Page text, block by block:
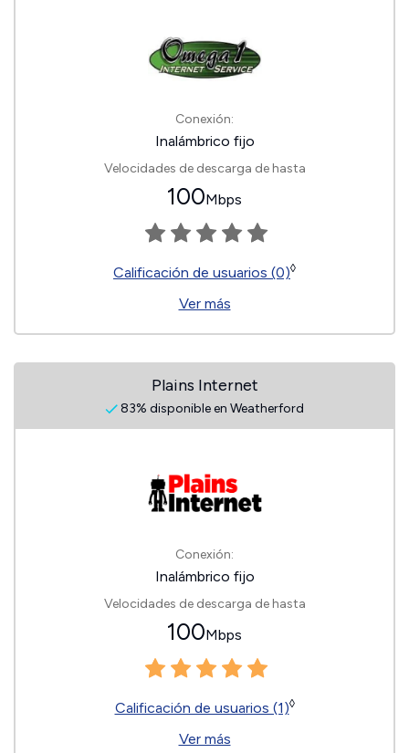
Conexión:
Inalámbrico fijo
Velocidades de descarga de hasta
100Mbps
Calificación de usuarios (0)◊
Ver más
Plains Internet
83% disponible en Weatherford
Conexión:
Inalámbrico fijo
Velocidades de descarga de hasta
100Mbps
Calificación de usuarios (1)◊
Ver más